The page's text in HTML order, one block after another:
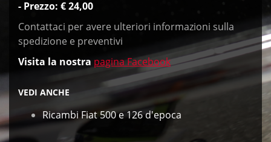
- Prezzo: € 24,00
Contattaci per avere ulteriori informazioni sulla
spedizione e preventivi
Visita la nostra pagina Facebook
VEDI ANCHE
Ricambi Fiat 500 e 126 d'epoca